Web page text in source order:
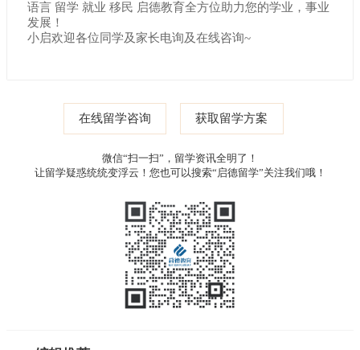
语言 留学 就业 移民 启德教育全方位助力您的学业，事业
发展！
小启欢迎各位同学及家长电询及在线咨询~
在线留学咨询 获取留学方案
微信“扫一扫”，留学资讯全明了！
让留学疑惑统统变浮云！您也可以搜索“启德留学”关注我们哦！